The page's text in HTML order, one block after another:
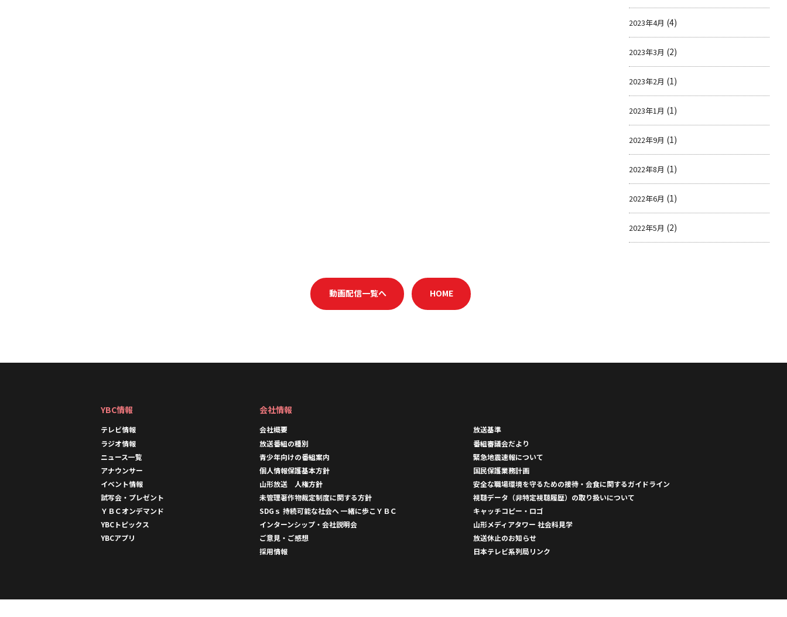
2023年4月 (4)
2023年3月 (2)
2023年2月 (1)
2023年1月 (1)
2022年9月 (1)
2022年8月 (1)
2022年6月 (1)
2022年5月 (2)
動画配信一覧へ HOME
YBC情報
テレビ情報
ラジオ情報
ニュース一覧
アナウンサー
イベント情報
試写会・プレゼント
ＹＢＣオンデマンド
YBCトピックス
YBCアプリ
会社情報
会社概要
放送基準
放送番組の種別
番組審議会だより
青少年向けの番組案内
緊急地震速報について
個人情報保護基本方針
国民保護業務計画
山形放送 人権方針
安全な職場環境を守るための接待・会食に関するガイドライン
未管理著作物裁定制度に関する方針
視聴データ（非特定視聴履歴）の取り扱いについて
SDGｓ 持続可能な社会へ 一緒に歩こＹＢＣ
キャッチコピー・ロゴ
インターンシップ・会社説明会
山形メディアタワー 社会科見学
ご意見・ご感想
放送休止のお知らせ
採用情報
日本テレビ系列局リンク